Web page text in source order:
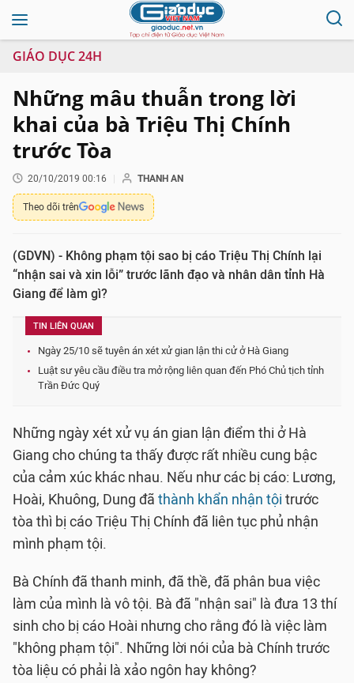
GIÁO DỤC 24H
Những mâu thuẫn trong lời
khai của bà Triệu Thị Chính
trước Tòa
20/10/2019 00:16 THANH AN
Theo dõi trên
(GDVN) - Không phạm tội sao bị cáo Triệu Thị Chính lại
“nhận sai và xin lỗi” trước lãnh đạo và nhân dân tỉnh Hà
Giang để làm gì?
TIN LIÊN QUAN
Ngày 25/10 sẽ tuyên án xét xử gian lận thi cử ở Hà Giang
Luật sư yêu cầu điều tra mở rộng liên quan đến Phó Chủ tịch tỉnh
Trần Đức Quý
Những ngày xét xử vụ án gian lận điểm thi ở Hà
Giang cho chúng ta thấy được rất nhiều cung bậc
của cảm xúc khác nhau. Nếu như các bị cáo: Lương,
Hoài, Khuông, Dung đã thành khẩn nhận tội trước
tòa thì bị cáo Triệu Thị Chính đã liên tục phủ nhận
mình phạm tội.
Bà Chính đã thanh minh, đã thề, đã phân bua việc
làm của mình là vô tội. Bà đã "nhận sai" là đưa 13 thí
sinh cho bị cáo Hoài nhưng cho rằng đó là việc làm
"không phạm tội". Những lời nói của bà Chính trước
tòa liệu có phải là xảo ngôn hay không?